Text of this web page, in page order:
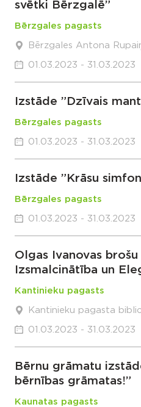
svētki Bērzgalē”
Bērzgales pagasts
Bērzgales Antona
01.03.2023 - 31.03.2023
Izstāde ”Dzīvais
Bērzgales pagasts
01.03.2023 - 31.03.2023
Izstāde ”Krāsu
Bērzgales pagasts
01.03.2023 - 31.03.2023
Olgas Ivanovas
Izsmalcinātība un
Kantinieku pagasts
Kantinieku pagasta
01.03.2023 - 31.03.2023
Bērnu grāmatu
bērnības grāmatas!”
Kaunatas pagasts